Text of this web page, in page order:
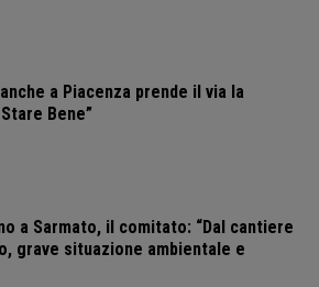
a Piacenza prende il via la
Bene”
a Sarmato, il comitato: “Dal cantiere
grave situazione ambientale e